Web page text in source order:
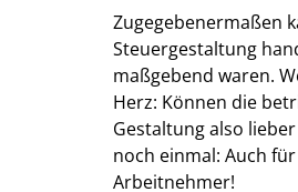
Zugegebenermaßen
Steuergestaltung
maßgebend waren.
Herz: Können die
Gestaltung also
noch einmal: Auch
Arbeitnehmer!